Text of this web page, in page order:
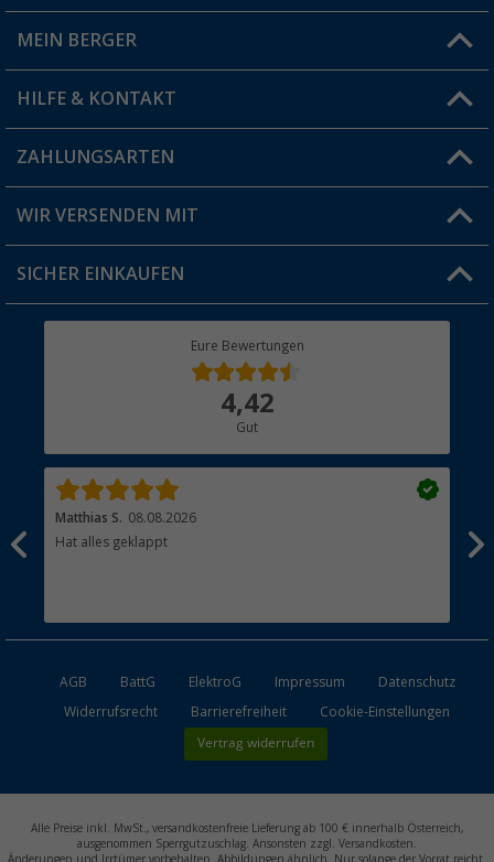
Filiale finden
MEIN BERGER
Vorteilskarte
Blog
Jobs & Karriere
HILFE & KONTAKT
FAQ & Kontakt
Versandinformationen
Rücksendung
ZAHLUNGSARTEN
WIR VERSENDEN MIT
SICHER EINKAUFEN
Eure Bewertungen
4,42
Gut
Matthias S. 08.08.2026
Hat alles geklappt
AGB BattG ElektroG Impressum
Datenschutz
Widerrufsrecht
Barrierefreiheit Cookie-Einstellungen
Vertrag widerrufen
Alle Preise inkl. MwSt., versandkostenfreie Lieferung ab 100 € innerhalb Österreich,
ausgenommen Sperrgutzuschlag. Ansonsten zzgl. Versandkosten.
Änderungen und Irrtümer vorbehalten. Abbildungen ähnlich. Nur solange der Vorrat reicht.